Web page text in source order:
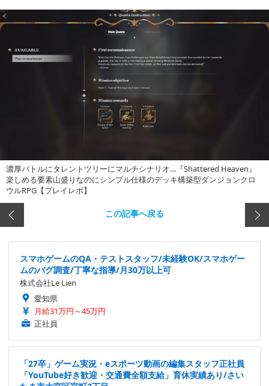
濃厚バトルにタレントツリーにマルチシナリオ…『Shattered Heaven』
楽しめる要素山盛りなのにシンプル仕様のデッキ構築型ダンジョンクロ
ウルRPG【プレイレポ】
この記事へ戻る
スマホゲームのQA・テストスタッフ/未経験OK/スマホゲー
ムのバグ調査/丁寧な指導/月30万以上可
株式会社Le Lien
愛知県
月給31万円～45万円
正社員
「27卒」ゲーム実況・eスポーツ動画の編集スタッフ正社員
「YouTube好き歓迎・交通費全額支給」育休実績あり/さい